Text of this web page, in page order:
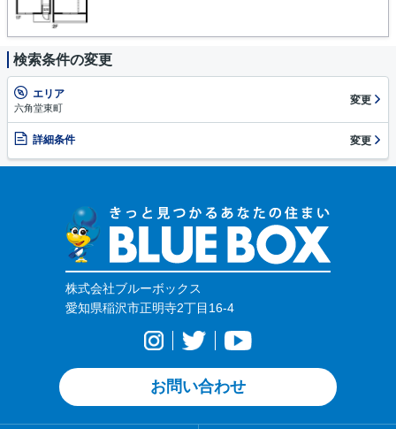
検索条件の変更
エリア
六角堂東町
変更
詳細条件 変更
株式会社ブルーボックス
愛知県稲沢市正明寺2丁目16-4
お問い合わせ